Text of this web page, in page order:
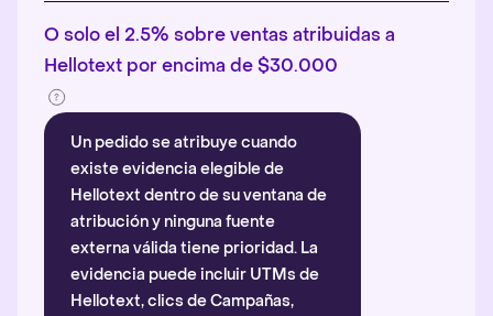
O solo el 2.5% sobre ventas atribuidas a
Hellotext por encima de $30.000
Un pedido se atribuye cuando
existe evidencia elegible de
Hellotext dentro de su ventana de
atribución y ninguna fuente
externa válida tiene prioridad. La
evidencia puede incluir UTMs de
Hellotext, clics de Campañas,